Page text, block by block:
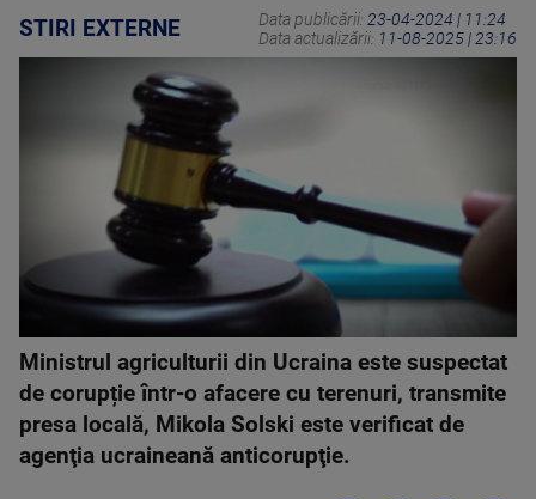
STIRI EXTERNE Data publicării: 23-04-2024 | 11:24
Data actualizării: 11-08-2025 | 23:16
Ministrul agriculturii din Ucraina este suspectat
de corupție într-o afacere cu terenuri, transmite
presa locală, Mikola Solski este verificat de
agenţia ucraineană anticorupţie.